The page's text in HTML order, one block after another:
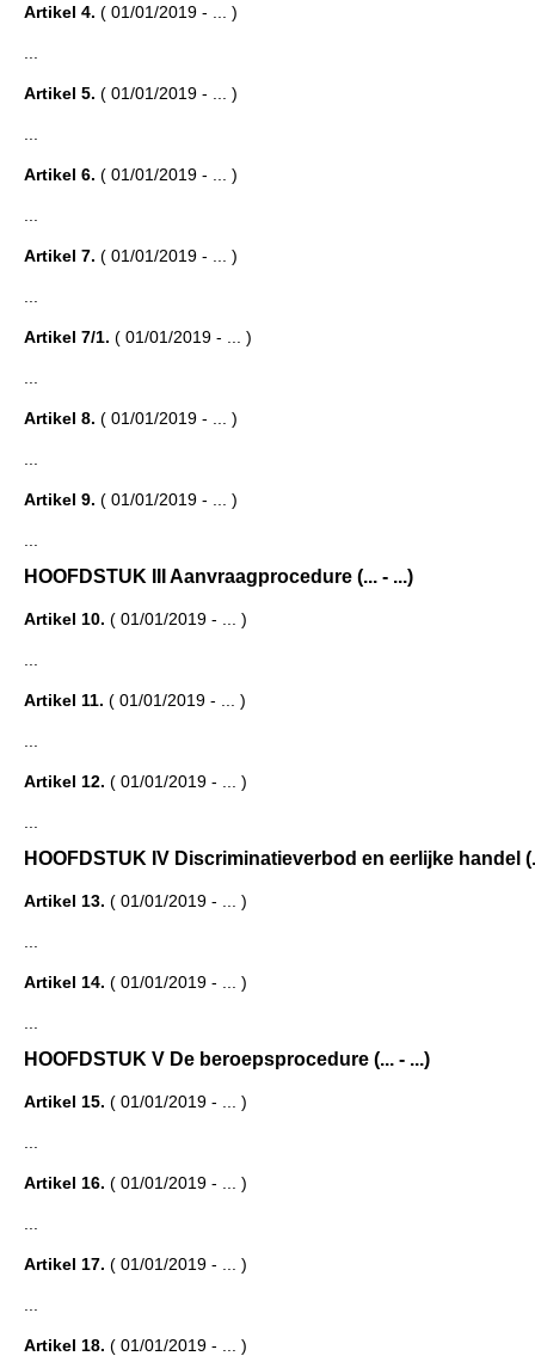
Artikel 4. ( 01/01/2019 - ... )
Artikel 5. ( 01/01/2019 - ... )
Artikel 6. ( 01/01/2019 - ... )
Artikel 7. ( 01/01/2019 - ... )
Artikel 7/1. ( 01/01/2019 - ... )
Artikel 8. ( 01/01/2019 - ... )
Artikel 9. ( 01/01/2019 - ... )
HOOFDSTUK III Aanvraagprocedure (... - ...)
Artikel 10. ( 01/01/2019 - ... )
Artikel 11. ( 01/01/2019 - ... )
Artikel 12. ( 01/01/2019 - ... )
HOOFDSTUK IV Discriminatieverbod en eerlijke handel
Artikel 13. ( 01/01/2019 - ... )
Artikel 14. ( 01/01/2019 - ... )
HOOFDSTUK V De beroepsprocedure (... - ...)
Artikel 15. ( 01/01/2019 - ... )
Artikel 16. ( 01/01/2019 - ... )
Artikel 17. ( 01/01/2019 - ... )
Artikel 18. ( 01/01/2019 - ... )